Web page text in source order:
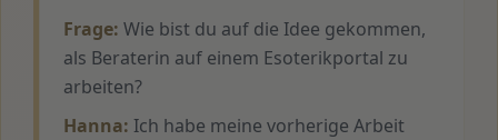
Frage: Wie bist du auf die Idee gekommen,
als Beraterin auf einem Esoterikportal zu
arbeiten?
Hanna: Ich habe meine vorherige Arbeit